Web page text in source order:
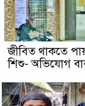
জীবিত থাকতে
শিশু- অভিযোগ